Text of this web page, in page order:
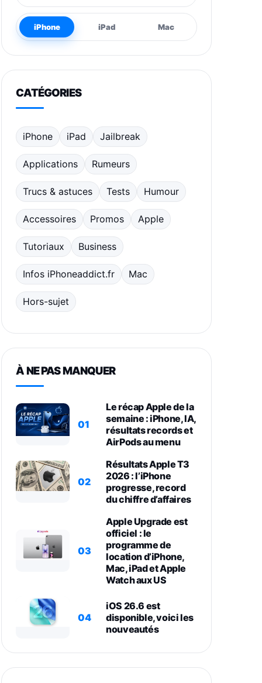
iPhone iPad Mac
CATÉGORIES
iPhone iPad Jailbreak
Applications Rumeurs
Trucs & astuces Tests Humour
Accessoires Promos Apple
Tutoriaux Business
Infos iPhoneaddict.fr Mac
Hors-sujet
À NE PAS MANQUER
01
Le récap Apple de la
semaine : iPhone, IA,
résultats records et
AirPods au menu
02
Résultats Apple T3
2026 : l’iPhone
progresse, record
du chiffre d’affaires
03
Apple Upgrade est
officiel : le
programme de
location d’iPhone,
Mac, iPad et Apple
Watch aux US
04
iOS 26.6 est
disponible, voici les
nouveautés